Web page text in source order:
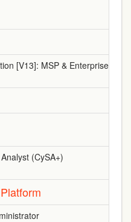
[V13]: MSP & Enterprise
(CySA+)